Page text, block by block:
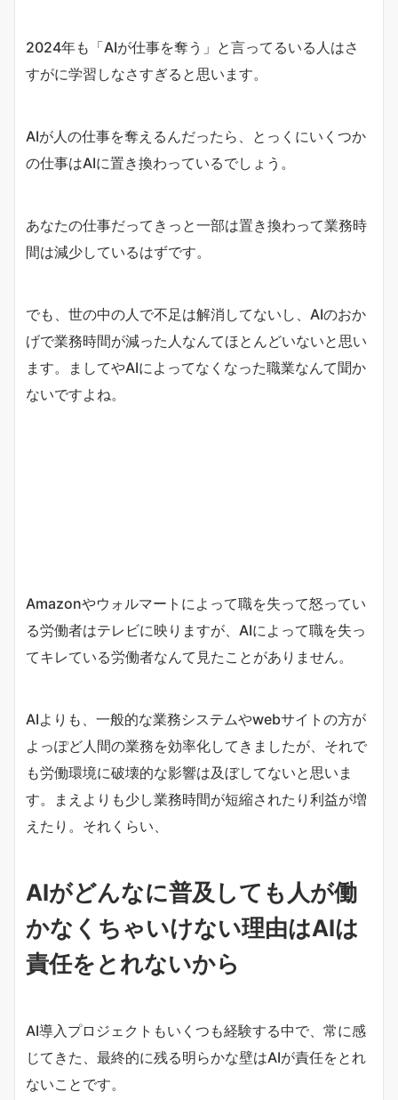
2024年も「AIが仕事を奪う」と言ってるいる人はさ
すがに学習しなさすぎると思います。
AIが人の仕事を奪えるんだったら、とっくにいくつか
の仕事はAIに置き換わっているでしょう。
あなたの仕事だってきっと一部は置き換わって業務時
間は減少しているはずです。
でも、世の中の人で不足は解消してないし、AIのおか
げで業務時間が減った人なんてほとんどいないと思い
ます。ましてやAIによってなくなった職業なんて聞か
ないですよね。
Amazonやウォルマートによって職を失って怒ってい
る労働者はテレビに映りますが、AIによって職を失っ
てキレている労働者なんて見たことがありません。
AIよりも、一般的な業務システムやwebサイトの方が
よっぽど人間の業務を効率化してきましたが、それで
も労働環境に破壊的な影響は及ぼしてないと思いま
す。まえよりも少し業務時間が短縮されたり利益が増
えたり。それくらい、
AIがどんなに普及しても人が働
かなくちゃいけない理由はAIは
責任をとれないから
AI導入プロジェクトもいくつも経験する中で、常に感
じてきた、最終的に残る明らかな壁はAIが責任をとれ
ないことです。